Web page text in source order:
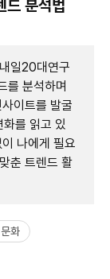
드 분석법
일20대연구
를 분석하며
이트를 발굴
를 읽고 있
나에게 필요
춘 트렌드 활
화